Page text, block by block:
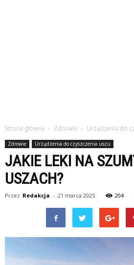
Strona główna Zdrowie Urządzenia do
Zdrowie Urządzenia do czyszczenia uszu
JAKIE LEKI NA
USZACH?
Przez Redakcja - 21 marca 2025 204